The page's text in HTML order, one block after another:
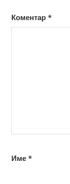
Коментар *
Име *